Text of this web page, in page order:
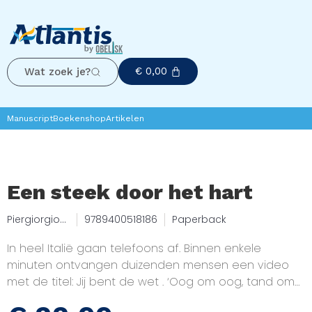
Wat zoek je? € 0,00
ManuscriptBoekenshopArtikelen
Een steek door het hart
Piergiorgio
9789400518186 Paperback
In heel Italië gaan telefoons af. Binnen enkele
minuten ontvangen duizenden mensen een video
met de titel: Jij bent de wet . ‘Oog om oog, tand om